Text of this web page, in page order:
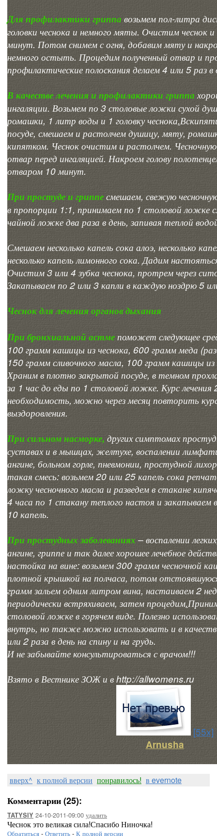
Для профилактики гриппа возьмем пол-литра
головки чеснока и немного мяты. Очистим чеснок
минут. Потом снимем с огня, добавим мяту и
немного остыть. Процедим полученный отвар и
профилактические полоскания делаем 4 или 5 раз в
В качестве лечения и профилактики гриппа
ингаляции. Возьмем по 3 столовые ложки сухой
ромашки, 1 литр воды и 1 головку чеснока.
посуде, смешаем и растолчем душицу, мяту,
кипятком. Чеснок очистим и растолчем.
отвар перед ингаляцией. Накроем голову
отваром 10 минут.
При простуде и гриппесмешаем, свежую
в пропорции 1:1, принимаем по 1 столовой ложке
чайной ложке два раза в день, запивая теплой
Смешаем несколько капель сока алоэ, несколько
несколько капель лимонного сока. Дадим
Очистим 3 или 4 зубка чеснока, протрем через
Закапываем по 2 или 3 капли в каждую ноздрю 5
Чеснок для лечения органов дыхания
При бронхиальной астме поможет следующее
100 грамм кашицы из чеснока, 600 грамм меда
150 грамм сливочного масла, 100 грамм кашицы из
Храним в плотно закрытой посуде, в темном
за 1 час до еды по 1 столовой ложке. Курс лечения
необходимость, можно через месяц повторить
выздоровления.
При сильном насморке, других симптомах
суставах и в мышцах, желтухе, воспалении
ангине, больном горле, пневмонии, простудной
такая смесь: возьмем 20 или 25 капель сока
ложку чесночного масла и разведем в стакане
4 часа по 1 стакану теплого настоя и
10 капель.
При простудных заболеваниях – воспалении
ангине, гриппе и так далее хорошее лечебное
настойка на вине: возьмем 300 грамм чесночной
плотной крышкой на полчаса, потом
грамм зальем одним литром вина, настаиваем 2
периодически встряхиваем, затем процедим.
столовой ложке в горячем виде. Полезно
внутрь, но также можно использовать и в
или 2 раза в день на спину и на грудь.
И не забывайте консультироваться с врачом!!!
Взято в Вестнике ЗОЖ и в http://allwomens.ru
[55x]
Arnusha
вверх^ к полной версии понравилось! в evernote
Комментарии (25):
TATYSIY 24-10-2011-09:00 удалить
Чеснок это великая сила!Спасибо Ниночка!
Обратиться - Ответить - К полной версии